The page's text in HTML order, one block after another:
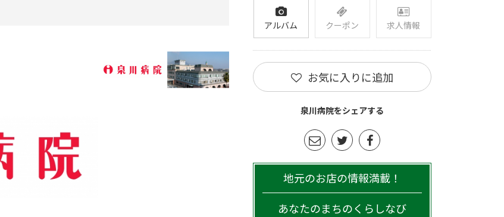
アルバム クーポン 求人情報
お気に入りに追加
泉川病院をシェアする
地元のお店の情報満載！
あなたのまちのくらしなび